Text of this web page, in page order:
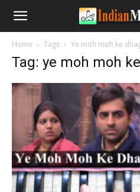
Home Tags Ye moh moh ke
Tag: ye moh moh